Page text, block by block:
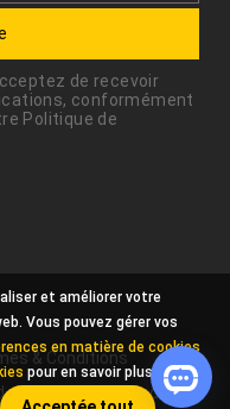
de recevoir
conformément
Politique de
& Conditions
All Rights Reserved.
et améliorer votre
Vous pouvez gérer vos
en matière de cookies
pour en savoir plus.